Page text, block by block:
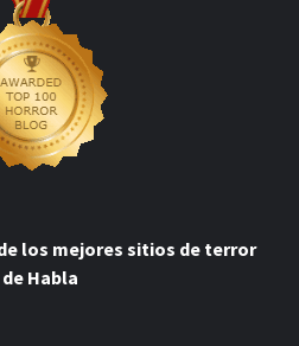
los mejores sitios de terror
de Habla